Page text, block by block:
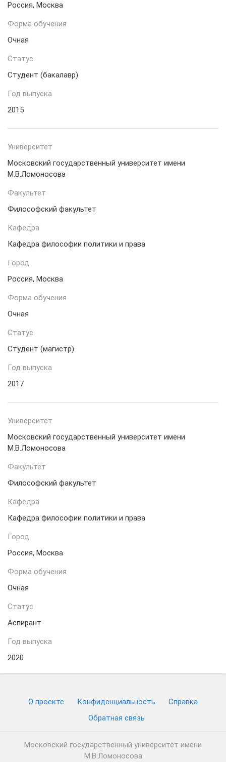
Россия, Москва
Форма обучения
Очная
Статус
Студент (бакалавр)
Год выпуска
2015
Университет
Московский государственный университет имени
М.В.Ломоносова
Факультет
Философский факультет
Кафедра
Кафедра философии политики и права
Город
Россия, Москва
Форма обучения
Очная
Статус
Студент (магистр)
Год выпуска
2017
Университет
Московский государственный университет имени
М.В.Ломоносова
Факультет
Философский факультет
Кафедра
Кафедра философии политики и права
Город
Россия, Москва
Форма обучения
Очная
Статус
Аспирант
Год выпуска
2020
О проекте Конфиденциальность
Cправка
Обратная связь
Московский государственный университет имени
М.В.Ломоносова